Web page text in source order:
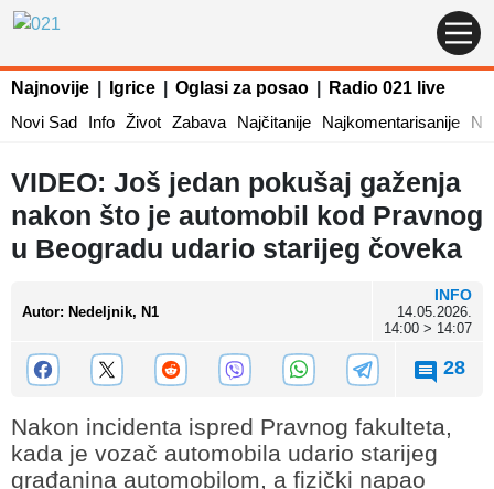
Najnovije Igrice Oglasi za posao
Radio 021 live
Novi Sad
Info Život Zabava Najčitanije Najkomentarisanije
VIDEO: Još jedan pokušaj gaženja
nakon što je automobil kod Pravnog
u Beogradu udario starijeg čoveka
Autor: Nedeljnik, N1
INFO
14.05.2026.
14:00 > 14:07
28
Nakon incidenta ispred Pravnog fakulteta,
kada je vozač automobila udario starijeg
građanina automobilom, a fizički napao